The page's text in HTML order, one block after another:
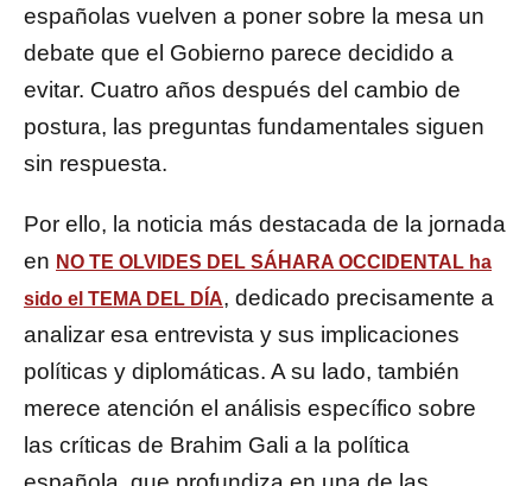
españolas vuelven a poner sobre la mesa un
debate que el Gobierno parece decidido a
evitar. Cuatro años después del cambio de
postura, las preguntas fundamentales siguen
sin respuesta.
Por ello, la noticia más destacada de la jornada
en NO TE OLVIDES DEL SÁHARA OCCIDENTAL ha
sido el TEMA DEL DÍA, dedicado precisamente a
analizar esa entrevista y sus implicaciones
políticas y diplomáticas. A su lado, también
merece atención el análisis específico sobre
las críticas de Brahim Gali a la política